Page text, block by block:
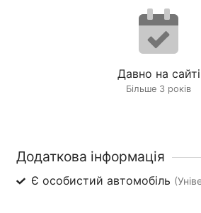
Давно на сайті
Більше 3 років
Додаткова інформація
Є особистий автомобіль